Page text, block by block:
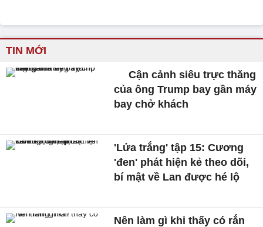
TIN MỚI
Cận cảnh siêu trực thăng
của ông Trump bay gần máy
bay chở khách
'Lửa trắng' tập 15: Cương
'đen' phát hiện kẻ theo dõi,
bí mật về Lan được hé lộ
Nên làm gì khi thấy có rắn